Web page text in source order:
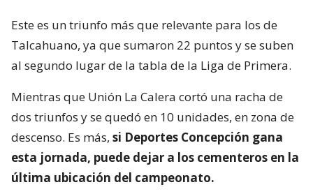
Este es un triunfo más que relevante para los de
Talcahuano, ya que sumaron 22 puntos y se suben
al segundo lugar de la tabla de la Liga de Primera.
Mientras que Unión La Calera cortó una racha de
dos triunfos y se quedó en 10 unidades, en zona de
descenso. Es más, si Deportes Concepción gana
esta jornada, puede dejar a los cementeros en la
última ubicación del campeonato.